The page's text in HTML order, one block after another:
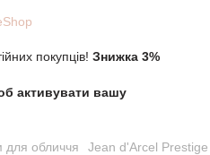
покупців! Знижка 3%
активувати вашу
для обличчя Jean d'Arcel Prestige